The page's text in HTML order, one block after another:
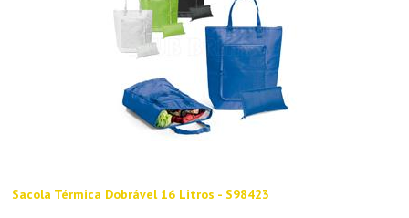
Sacola Térmica Dobrável 16 Litros - S98423